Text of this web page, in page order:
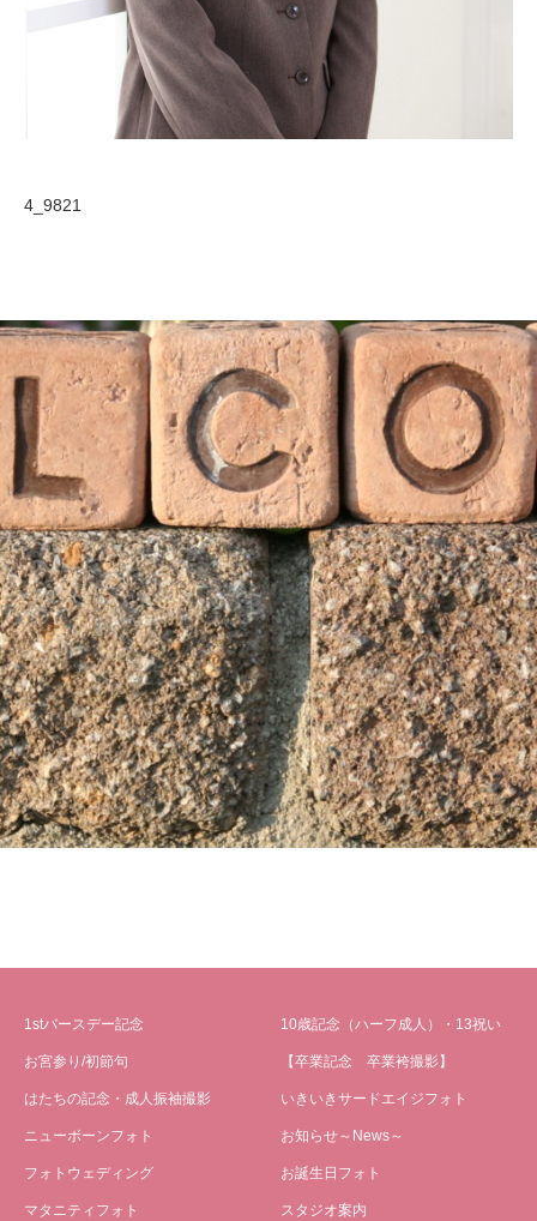
4_9821
1stバースデー記念
お宮参り/初節句
はたちの記念・成人振袖撮影
ニューボーンフォト
フォトウェディング
マタニティフォト
10歳記念（ハーフ成人）・13祝い
【卒業記念 卒業袴撮影】
いきいきサードエイジフォト
お知らせ～News～
お誕生日フォト
スタジオ案内